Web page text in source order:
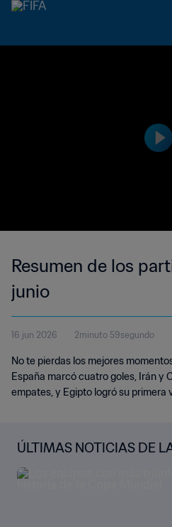
Resumen de los
junio
16 jun 2026 2minuto 59segundo
No te pierdas los mejores
España marcó cuatro goles, Irán y
empates, y Egipto logró su primera
ÚLTIMAS NOTICIAS DE
UNDIAL DE LA FIFA 2026™